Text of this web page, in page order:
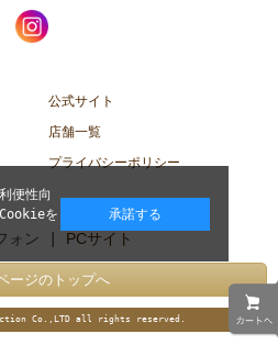
公式サイト
店舗一覧
プライバシーポリシー
ォン | PCサイト
ージのトップへ
Co.,LTD all rights reserved.
便性向
Cookieを
承諾する